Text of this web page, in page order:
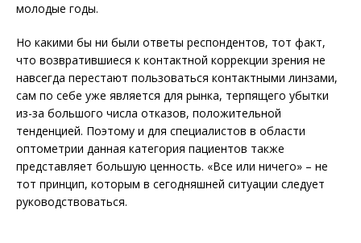
молодые годы.
Но какими бы ни были ответы респондентов, тот факт,
что возвратившиеся к контактной коррекции зрения не
навсегда перестают пользоваться контактными линзами,
сам по себе уже является для рынка, терпящего убытки
из-за большого числа отказов, положительной
тенденцией. Поэтому и для специалистов в области
оптометрии данная категория пациентов также
представляет большую ценность. «Все или ничего» – не
тот принцип, которым в сегодняшней ситуации следует
руководствоваться.